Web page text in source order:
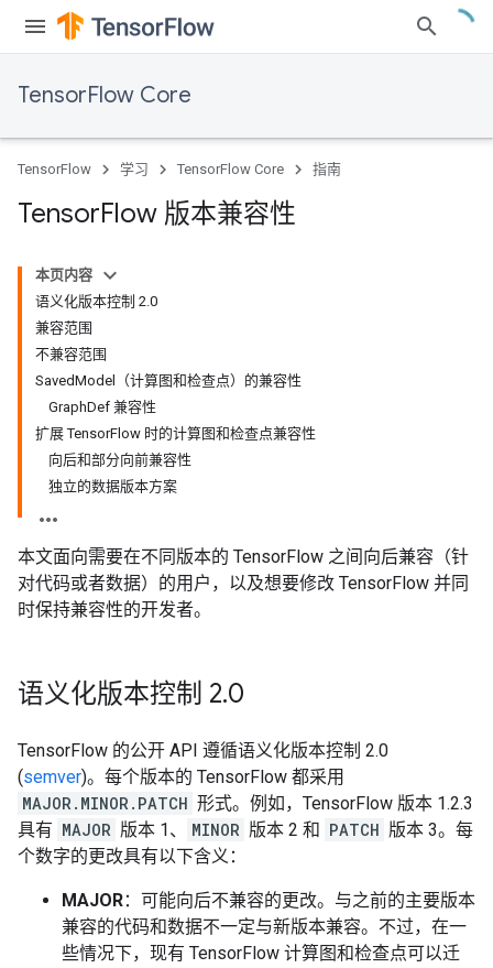
TensorFlow Core
TensorFlow 学习 TensorFlow Core 指南
TensorFlow 版本兼容性
本页内容
语义化版本控制 2.0
兼容范围
不兼容范围
SavedModel（计算图和检查点）的兼容性
GraphDef 兼容性
扩展 TensorFlow 时的计算图和检查点兼容性
向后和部分向前兼容性
独立的数据版本方案
本文面向需要在不同版本的 TensorFlow 之间向后兼容（针
对代码或者数据）的用户，以及想要修改 TensorFlow 并同
时保持兼容性的开发者。
语义化版本控制 2.0
TensorFlow 的公开 API 遵循语义化版本控制 2.0
(semver)。每个版本的 TensorFlow 都采用
MAJOR.MINOR.PATCH 形式。例如，TensorFlow 版本 1.2.3
具有 MAJOR 版本 1、 MINOR 版本 2 和 PATCH 版本 3。每
个数字的更改具有以下含义：
MAJOR：可能向后不兼容的更改。与之前的主要版本
兼容的代码和数据不一定与新版本兼容。不过，在一
些情况下，现有 TensorFlow 计算图和检查点可以迁